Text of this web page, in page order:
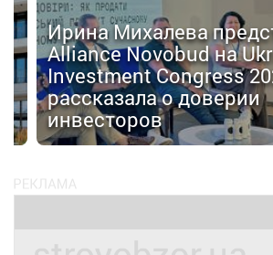
Ирина Михалева
Alliance Novobud на
Investment Congress
рассказала о доверии
инвесторов